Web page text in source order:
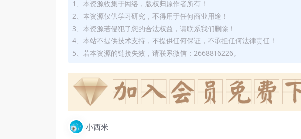
1、本资源收集于网络，版权归原作者所有！
2、本资源仅供学习研究，不得用于任何商业用途！
3、本资源若侵犯了您的合法权益，请联系我们删除！
4、本站不提供技术支持，不提供任何保证，不承担任何法律责任！
5、若本资源的链接失效，请联系微信：2668816226。
小西米